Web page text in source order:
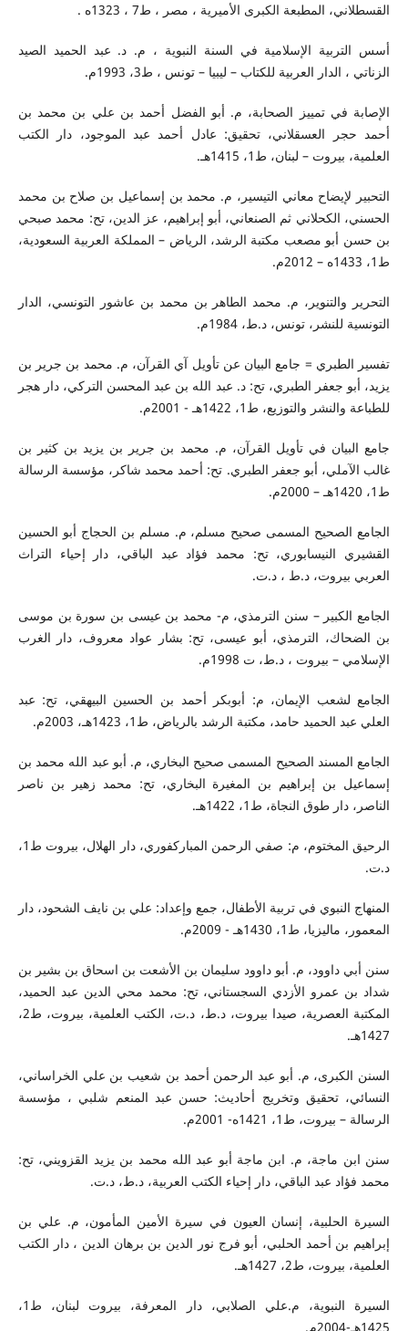
القسطلاني، المطبعة الكبرى الأميرية ، مصر ، ط7 ، 1323ه .
أسس التربية الإسلامية في السنة النبوية ، م. د. عبد الحميد الصيد
الزناتي ، الدار العربية للكتاب – ليبيا – تونس ، ط3، 1993م.
الإصابة في تمييز الصحابة، م. أبو الفضل أحمد بن علي بن محمد بن
أحمد حجر العسقلاني، تحقيق: عادل أحمد عبد الموجود، دار الكتب
العلمية، بيروت – لبنان، ط1، 1415هـ.
التحبير لإيضاح معاني التيسير، م. محمد بن إسماعيل بن صلاح بن محمد
الحسني، الكحلاني ثم الصنعاني، أبو إبراهيم، عز الدين، تح: محمد صبحي
بن حسن أبو مصعب مكتبة الرشد، الرياض – المملكة العربية السعودية،
ط1، 1433ه – 2012م.
التحرير والتنوير، م. محمد الطاهر بن محمد بن عاشور التونسي، الدار
التونسية للنشر، تونس، د.ط، 1984م.
تفسير الطبري = جامع البيان عن تأويل آي القرآن، م. محمد بن جرير بن
يزيد، أبو جعفر الطبري، تح: د. عبد الله بن عبد المحسن التركي، دار هجر
للطباعة والنشر والتوزيع، ط1، 1422هـ - 2001م.
جامع البيان في تأويل القرآن، م. محمد بن جرير بن يزيد بن كثير بن
غالب الآملي، أبو جعفر الطبري. تح: أحمد محمد شاكر، مؤسسة الرسالة
ط1، 1420هـ – 2000م.
الجامع الصحيح المسمى صحيح مسلم، م. مسلم بن الحجاج أبو الحسين
القشيري النيسابوري، تح: محمد فؤاد عبد الباقي، دار إحياء التراث
العربي بيروت، د.ط ، د.ت.
الجامع الكبير – سنن الترمذي، م- محمد بن عيسى بن سورة بن موسى
بن الضحاك، الترمذي، أبو عيسى، تح: بشار عواد معروف، دار الغرب
الإسلامي – بيروت ، د.ط، ت 1998م.
الجامع لشعب الإيمان، م: أبوبكر أحمد بن الحسين البيهقي، تح: عبد
العلي عبد الحميد حامد، مكتبة الرشد بالرياض، ط1، 1423هـ، 2003م.
الجامع المسند الصحيح المسمى صحيح البخاري، م. أبو عبد الله محمد بن
إسماعيل بن إبراهيم بن المغيرة البخاري، تح: محمد زهير بن ناصر
الناصر، دار طوق النجاة، ط1، 1422هـ.
الرحيق المختوم، م: صفي الرحمن المباركفوري، دار الهلال، بيروت ط1،
د.ت.
المنهاج النبوي في تربية الأطفال، جمع وإعداد: علي بن نايف الشحود، دار
المعمور، ماليزيا، ط1، 1430هـ - 2009م.
سنن أبي داوود، م. أبو داوود سليمان بن الأشعت بن اسحاق بن بشير بن
شداد بن عمرو الأزدي السجستاني، تح: محمد محي الدين عبد الحميد،
المكتبة العصرية، صيدا بيروت، د.ط، د.ت، الكتب العلمية، بيروت، ط2،
1427هـ.
السنن الكبرى، م. أبو عبد الرحمن أحمد بن شعيب بن علي الخراساني،
النسائي، تحقيق وتخريج أحاديث: حسن عبد المنعم شلبي ، مؤسسة
الرسالة – بيروت، ط1، 1421ه- 2001م.
سنن ابن ماجة، م. ابن ماجة أبو عبد الله محمد بن يزيد القزويني، تح:
محمد فؤاد عبد الباقي، دار إحياء الكتب العربية، د.ط، د.ت.
السيرة الحلبية، إنسان العيون في سيرة الأمين المأمون، م. علي بن
إبراهيم بن أحمد الحلبي، أبو فرج نور الدين بن برهان الدين ، دار الكتب
العلمية، بيروت، ط2، 1427هـ.
السيرة النبوية، م.علي الصلابي، دار المعرفة، بيروت لبنان، ط1،
1425هـ-2004م.